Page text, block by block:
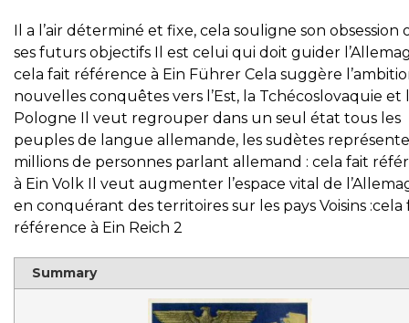
Il a l’air déterminé et fixe, cela souligne son obsession
ses futurs objectifs Il est celui qui doit guider
cela fait référence à Ein Führer Cela suggère
nouvelles conquêtes vers l’Est, la Tchécoslovaquie et
Pologne Il veut regrouper dans un seul état tous les
peuples de langue allemande, les sudètes
millions de personnes parlant allemand : cela fait
à Ein Volk Il veut augmenter l’espace vital de
en conquérant des territoires sur les pays Voisins :cela
référence à Ein Reich 2
Summary